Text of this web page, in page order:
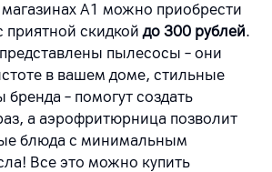
А1 можно приобрести
приятной скидкой до 300 рублей.
пылесосы – они
в вашем доме, cтильные
– помогут создать
а аэрофритюрница позволит
блюда с минимальным
Все это можно купить